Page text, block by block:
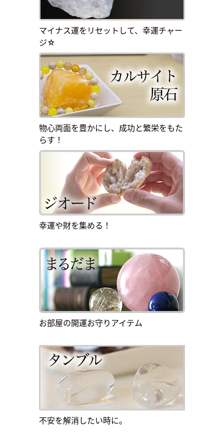
マイナス運をリセットして、幸運チャー
ジ☆
物心両面を豊かにし、成功と繁栄をもた
らす！
幸運や財を集める！
お部屋の開運お守りアイテム
不安を解消したい時に。